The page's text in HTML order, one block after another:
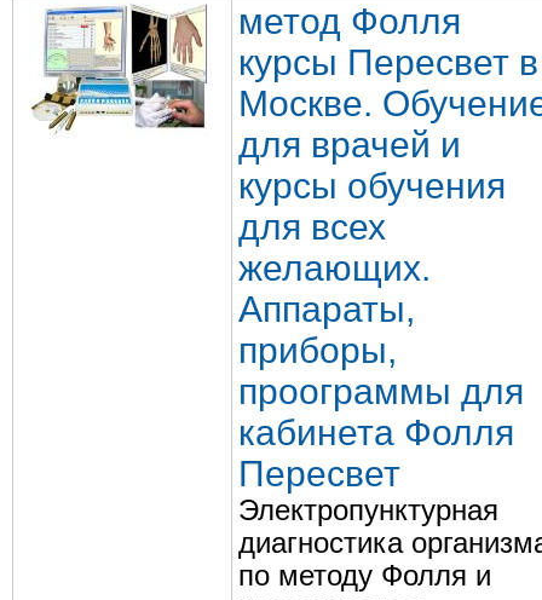
метод Фолля
курсы Пересвет в
Москве.
для врачей и
курсы обучения
для всех
желающих.
Аппараты,
приборы,
проограммы для
кабинета Фолля
Пересвет
Электропунктурная
диагностика
по методу Фолля и